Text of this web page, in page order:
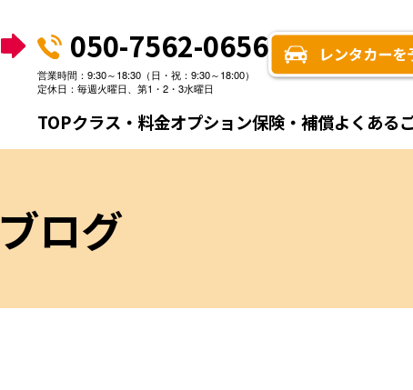
050-7562-0656
営業時間：9:30～18:30（日・祝：9:30～18:00）
定休日：毎週火曜日、第1・2・3水曜日
TOPクラス・料金オプション保険・補償よくある
ブログ